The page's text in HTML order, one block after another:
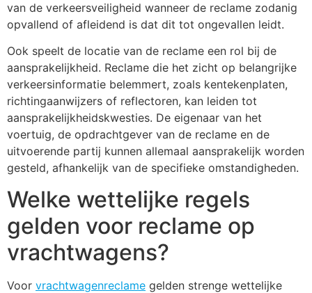
van de verkeersveiligheid wanneer de reclame zodanig
opvallend of afleidend is dat dit tot ongevallen leidt.
Ook speelt de locatie van de reclame een rol bij de
aansprakelijkheid. Reclame die het zicht op belangrijke
verkeersinformatie belemmert, zoals kentekenplaten,
richtingaanwijzers of reflectoren, kan leiden tot
aansprakelijkheidskwesties. De eigenaar van het
voertuig, de opdrachtgever van de reclame en de
uitvoerende partij kunnen allemaal aansprakelijk worden
gesteld, afhankelijk van de specifieke omstandigheden.
Welke wettelijke regels
gelden voor reclame op
vrachtwagens?
Voor vrachtwagenreclame gelden strenge wettelijke